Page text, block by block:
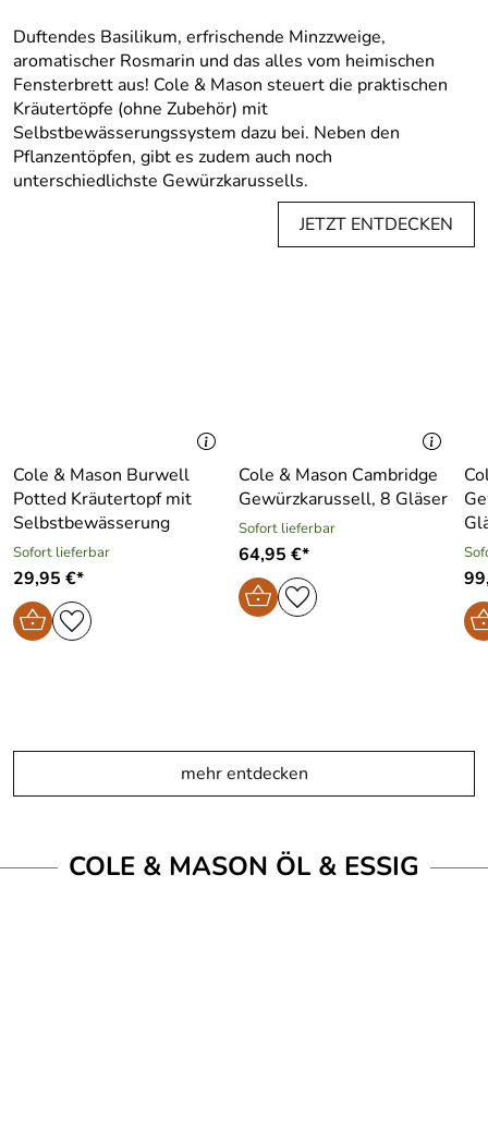
Duftendes Basilikum, erfrischende Minzzweige,
aromatischer Rosmarin und das alles vom heimischen
Fensterbrett aus! Cole & Mason steuert die praktischen
Kräutertöpfe (ohne Zubehör) mit
Selbstbewässerungssystem dazu bei. Neben den
Pflanzentöpfen, gibt es zudem auch noch
unterschiedlichste Gewürzkarussells.
JETZT ENTDECKEN
Cole & Mason Burwell
Potted Kräutertopf mit
Selbstbewässerung
Sofort lieferbar
29,95 €*
Cole & Mason Cambridge
Gewürzkarussell, 8 Gläser
Sofort lieferbar
64,95 €*
mehr entdecken
COLE & MASON ÖL & ESSIG